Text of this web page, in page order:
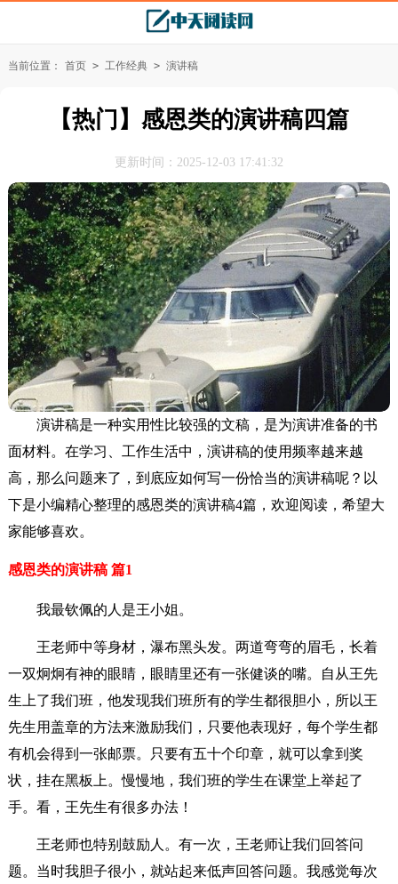
当前位置： 首页 > 工作经典 > 演讲稿
【热门】感恩类的演讲稿四篇
更新时间：2025-12-03 17:41:32
演讲稿是一种实用性比较强的文稿，是为演讲准备的书
面材料。在学习、工作生活中，演讲稿的使用频率越来越
高，那么问题来了，到底应如何写一份恰当的演讲稿呢？以
下是小编精心整理的感恩类的演讲稿4篇，欢迎阅读，希望大
家能够喜欢。
感恩类的演讲稿 篇1
我最钦佩的人是王小姐。
王老师中等身材，瀑布黑头发。两道弯弯的眉毛，长着
一双炯炯有神的眼睛，眼睛里还有一张健谈的嘴。自从王先
生上了我们班，他发现我们班所有的学生都很胆小，所以王
先生用盖章的方法来激励我们，只要他表现好，每个学生都
有机会得到一张邮票。只要有五十个印章，就可以拿到奖
状，挂在黑板上。慢慢地，我们班的学生在课堂上举起了
手。看，王先生有很多办法！
王老师也特别鼓励人。有一次，王老师让我们回答问
题。当时我胆子很小，就站起来低声回答问题。我感觉每次